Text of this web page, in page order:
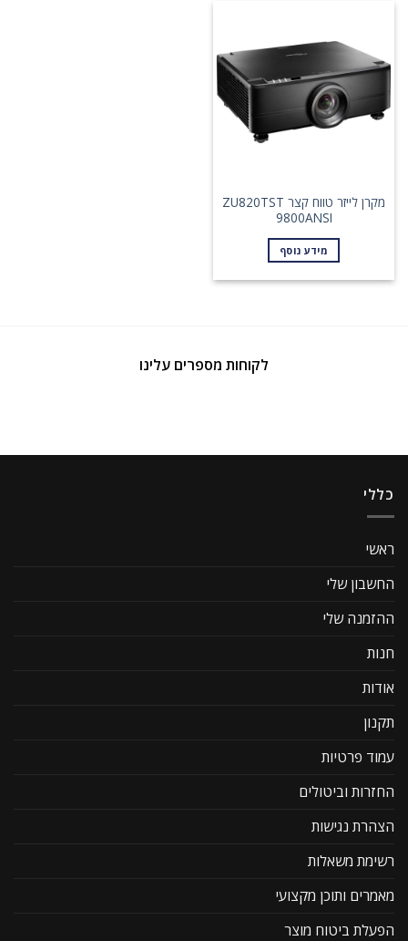
מקרן לייזר טווח קצר ZU820TST
9800ANSI
מידע נוסף
לקוחות מספרים עלינו
כללי
ראשי
החשבון שלי
ההזמנה שלי
חנות
אודות
תקנון
עמוד פרטיות
החזרות וביטולים
הצהרת נגישות
רשימת משאלות
מאמרים ותוכן מקצועי
הפעלת ביטוח מוצר